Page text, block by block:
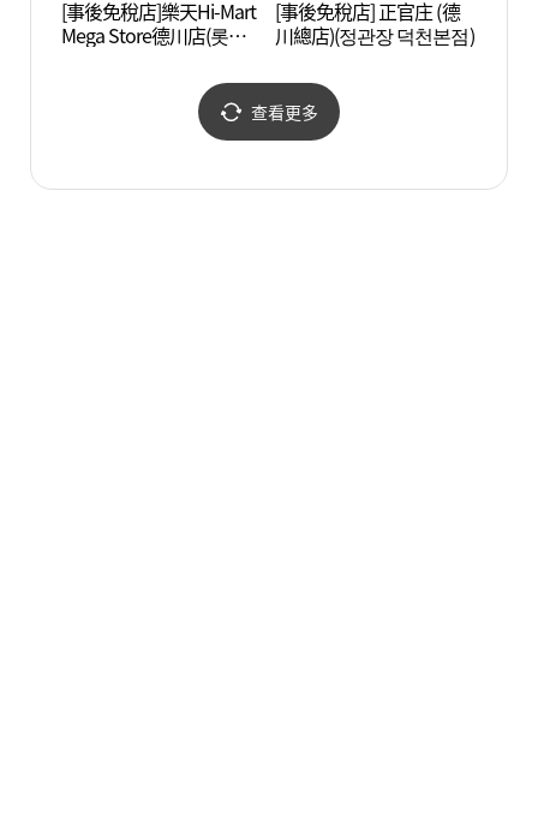
[事後免稅店]樂天Hi-Mart
Mega Store德川店(롯데
[事後免稅店] 正官庄 (德
川總店)(정관장 덕천본점)
查看更多